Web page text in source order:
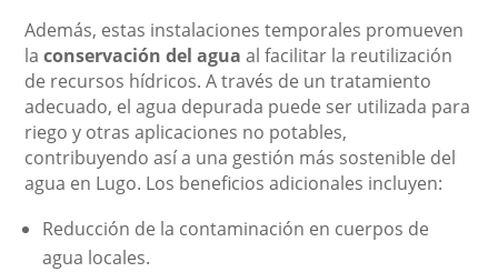
Además, estas instalaciones temporales promueven
laconservación del agua al facilitar la reutilización
de recursos hídricos. A través de un tratamiento
adecuado, el agua depurada puede ser utilizada para
riego y otras aplicaciones no potables,
contribuyendo así a una gestión más sostenible del
agua en Lugo. Los beneficios adicionales incluyen:
Reducción de la contaminación en cuerpos de
agua locales.